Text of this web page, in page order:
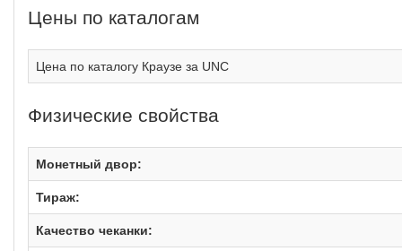
Цены по каталогам
Цена по каталогу Краузе за UNC
Физические свойства
Монетный двор:
Тираж:
Качество чеканки: